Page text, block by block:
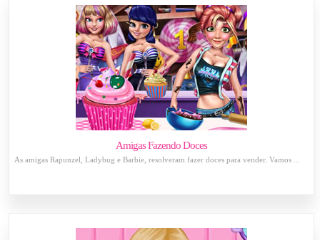
Amigas Fazendo Doces
As amigas Rapunzel, Ladybug e Barbie, resolveram fazer doces para vender. Vamos ...